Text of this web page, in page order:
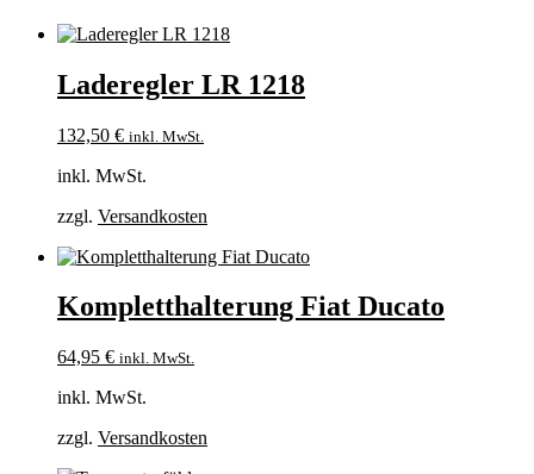
Laderegler LR 1218
132,50 € inkl. MwSt.
inkl. MwSt.
zzgl. Versandkosten
Kompletthalterung Fiat Ducato
64,95 € inkl. MwSt.
inkl. MwSt.
zzgl. Versandkosten